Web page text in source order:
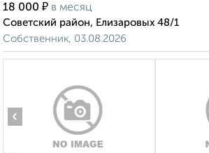
18 000 ₽ в месяц
Советский район, Елизаровых 48/1
Собственник, 03.08.2026
‹